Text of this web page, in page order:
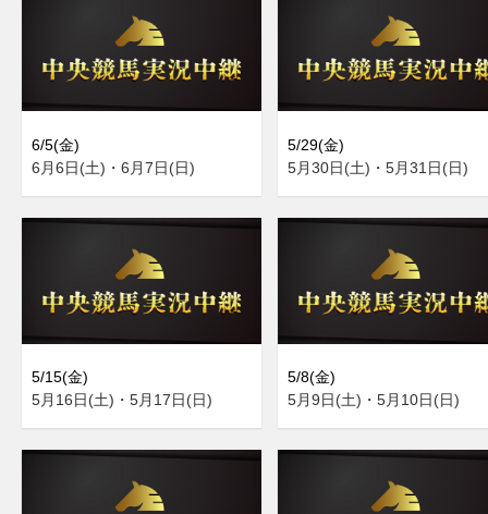
6/5(金)
6月6日(土)・6月7日(日)
5/29(金)
5月30日(土)・5月31日(日)
5/15(金)
5月16日(土)・5月17日(日)
5/8(金)
5月9日(土)・5月10日(日)